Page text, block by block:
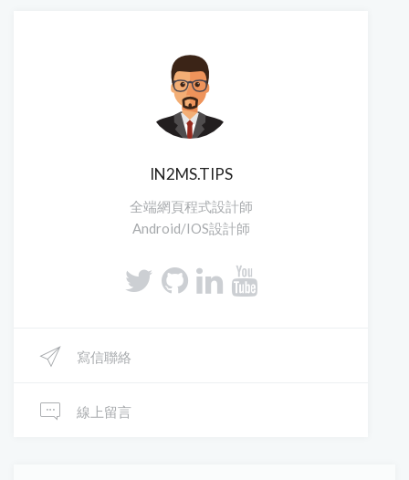
IN2MS.TIPS
全端網頁程式設計師
Android/IOS設計師
寫信聯絡
線上留言